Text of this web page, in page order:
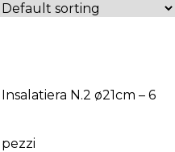
Insalatiera N.2 ø21cm – 6
pezzi